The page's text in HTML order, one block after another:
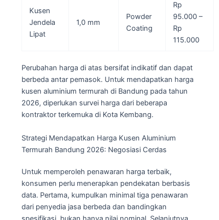
Kusen
Jendela
Lipat
1,0 mm
Powder
Coating
Rp
95.000 –
Rp
115.000
Perubahan harga di atas bersifat indikatif dan dapat
berbeda antar pemasok. Untuk mendapatkan harga
kusen aluminium termurah di Bandung pada tahun
2026, diperlukan survei harga dari beberapa
kontraktor terkemuka di Kota Kembang.
Strategi Mendapatkan Harga Kusen Aluminium
Termurah Bandung 2026: Negosiasi Cerdas
Untuk memperoleh penawaran harga terbaik,
konsumen perlu menerapkan pendekatan berbasis
data. Pertama, kumpulkan minimal tiga penawaran
dari penyedia jasa berbeda dan bandingkan